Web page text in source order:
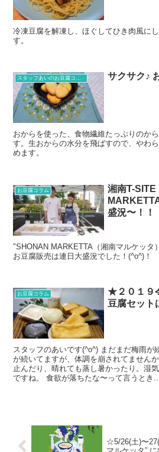
冷凍豆腐を解凍し、ほぐしてひき肉風に
す。
サクサク♪
おからを使った、食物繊維たっぷりのか
す。生おからの水分を飛ばすので、やわ
めます。
お豆腐コラム
湘南T-SITE
盛況〜！！
"SHONAN MARKETTA（湘南マルケッタ
お豆腐販売は連日大盛況でした！(^o^)！
お豆腐コラム
★２０１９
豆腐セッ
スタッフのあいです(^o^) まだまだ梅雨が
が続いてますが、体調を崩されてません
止んだり、晴れても蒸し暑かったり。湿
ですね。 食欲が落ちたな〜って言うとき
☆5/26(土)〜